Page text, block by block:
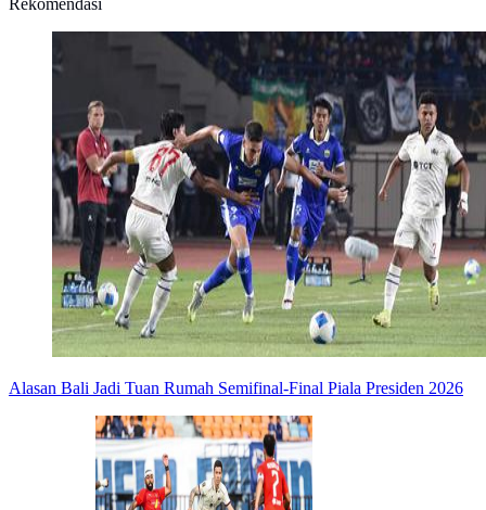
Rekomendasi
Alasan Bali Jadi Tuan Rumah Semifinal-Final Piala Presiden 2026